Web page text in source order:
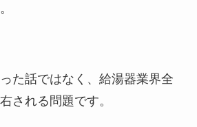
た話ではなく、給湯器業界全
される問題です。